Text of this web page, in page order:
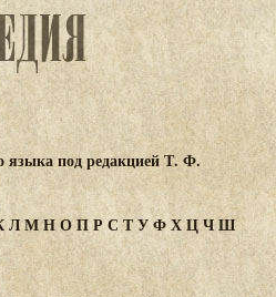
языка под редакцией Т. Ф.
ЛМНОПР С ТУФХЦЧШ